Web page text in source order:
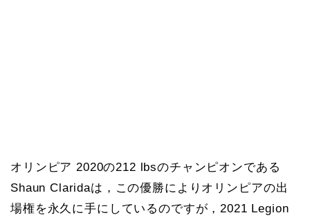
オリンピア 2020の212 lbsのチャンピオンである
Shaun Claridaは，この優勝によりオリンピアの出
場権を永久に手にしているのですが，2021 Legion